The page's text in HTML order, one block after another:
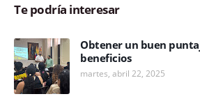
Te podría interesar
Obtener un buen
beneficios
martes, abril 22, 2025